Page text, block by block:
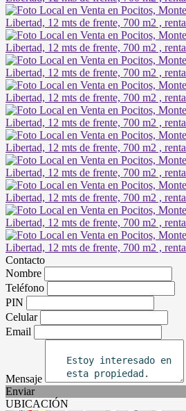
Contacto
Nombre
Teléfono
PIN
Celular
Email
Mensaje
Enviar
UBICACIÓN